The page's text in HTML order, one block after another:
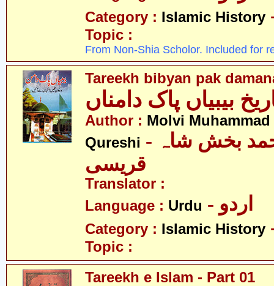
Category : Islamic History
Topic :
From Non-Shia Scholor. Included for
Tareekh bibyan pak
بیبیاں پاک دامناں
Author : Molvi
Qureshi - مولوی محمد بخش شاہ
قریسی
Translator :
Language : Urdu - اردو
Category : Islamic History
Topic :
Tareekh e Islam - Part 01